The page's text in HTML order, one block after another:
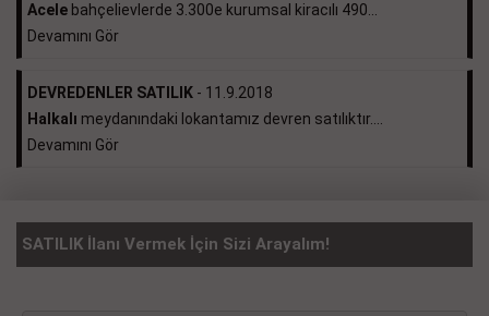
Acele bahçelievlerde 3.300e kurumsal kiracılı 490...
Devamını Gör
DEVREDENLER SATILIK - 11.9.2018
Halkalı meydanındaki lokantamız devren satılıktır....
Devamını Gör
SATILIK İlanı Vermek İçin Sizi Arayalım!